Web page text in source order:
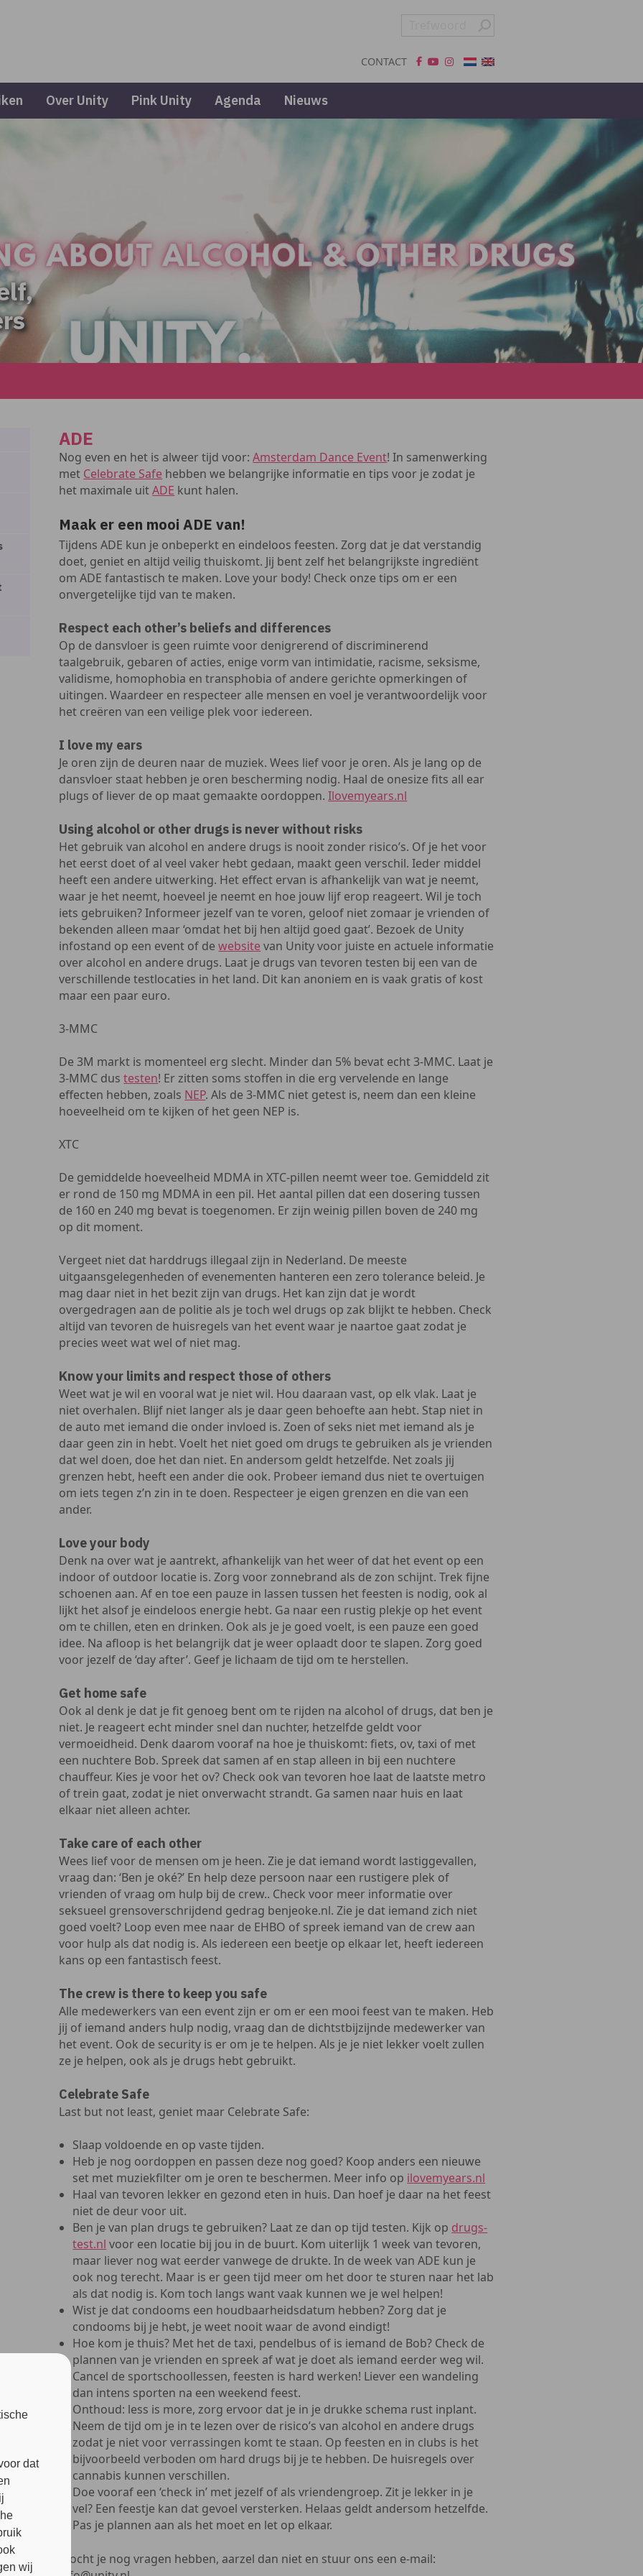
CONTACT
Over Unity Pink Unity Agenda Nieuws
ADE
Nog even en het is alweer tijd voor:Amsterdam Dance Event! In samenwerking
met Celebrate Safe hebben we belangrijke informatie en tips voor je zodat je
het maximale uitADE kunt halen.
Maak er een mooi ADE van!
Tijdens ADE kun je onbeperkt en eindeloos feesten. Zorg dat je dat verstandig
doet, geniet en altijd veilig thuiskomt. Jij bent zelf het belangrijkste ingrediënt
om ADE fantastisch te maken. Love your body! Check onze tips om er een
onvergetelijke tijd van te maken.
Respect each other’s beliefs and differences
Op de dansvloer is geen ruimte voor denigrerend of discriminerend
taalgebruik, gebaren of acties, enige vorm van intimidatie, racisme, seksisme,
validisme, homophobia en transphobia of andere gerichte opmerkingen of
uitingen. Waardeer en respecteer alle mensen en voel je verantwoordelijk voor
het creëren van een veilige plek voor iedereen.
I love my ears
Je oren zijn de deuren naar de muziek. Wees lief voor je oren. Als je lang op de
dansvloer staat hebben je oren bescherming nodig. Haal de onesize fits all ear
plugs of liever de op maat gemaakte oordoppen.Ilovemyears.nl
Using alcohol or other drugs is never without risks
Het gebruik van alcohol en andere drugs is nooit zonder risico’s. Of je het voor
het eerst doet of al veel vaker hebt gedaan, maakt geen verschil. Ieder middel
heeft een andere uitwerking. Het effect ervan is afhankelijk van wat je neemt,
waar je het neemt, hoeveel je neemt en hoe jouw lijf erop reageert. Wil je toch
iets gebruiken? Informeer jezelf van te voren, geloof niet zomaar je vrienden of
bekenden alleen maar ‘omdat het bij hen altijd goed gaat’. Bezoek de Unity
infostand op een event of dewebsite van Unity voor juiste en actuele informatie
over alcohol en andere drugs. Laat je drugs van tevoren testen bij een van de
verschillende testlocaties in het land. Dit kan anoniem en is vaak gratis of kost
maar een paar euro.
3-MMC
De 3M markt is momenteel erg slecht. Minder dan 5% bevat echt 3-MMC. Laat je
3-MMC dustesten! Er zitten soms stoffen in die erg vervelende en lange
effecten hebben, zoals NEP. Als de 3-MMC niet getest is, neem dan een kleine
hoeveelheid om te kijken of het geen NEP is.
XTC
De gemiddelde hoeveelheid MDMA in XTC-pillen neemt weer toe. Gemiddeld zit
er rond de 150 mg MDMA in een pil. Het aantal pillen dat een dosering tussen
de 160 en 240 mg bevat is toegenomen. Er zijn weinig pillen boven de 240 mg
op dit moment.
Vergeet niet dat harddrugs illegaal zijn in Nederland. De meeste
uitgaansgelegenheden of evenementen hanteren een zero tolerance beleid. Je
mag daar niet in het bezit zijn van drugs. Het kan zijn dat je wordt
overgedragen aan de politie als je toch wel drugs op zak blijkt te hebben. Check
altijd van tevoren de huisregels van het event waar je naartoe gaat zodat je
precies weet wat wel of niet mag.
Know your limits and respect those of others
Weet wat je wil en vooral wat je niet wil. Hou daaraan vast, op elk vlak. Laat je
niet overhalen. Blijf niet langer als je daar geen behoefte aan hebt. Stap niet in
de auto met iemand die onder invloed is. Zoen of seks niet met iemand als je
daar geen zin in hebt. Voelt het niet goed om drugs te gebruiken als je vrienden
dat wel doen, doe het dan niet. En andersom geldt hetzelfde. Net zoals jij
grenzen hebt, heeft een ander die ook. Probeer iemand dus niet te overtuigen
om iets tegen z’n zin in te doen. Respecteer je eigen grenzen en die van een
ander.
Love your body
Denk na over wat je aantrekt, afhankelijk van het weer of dat het event op een
indoor of outdoor locatie is. Zorg voor zonnebrand als de zon schijnt. Trek fijne
schoenen aan. Af en toe een pauze in lassen tussen het feesten is nodig, ook al
lijkt het alsof je eindeloos energie hebt. Ga naar een rustig plekje op het event
om te chillen, eten en drinken. Ook als je je goed voelt, is een pauze een goed
idee. Na afloop is het belangrijk dat je weer oplaadt door te slapen. Zorg goed
voor jezelf de ‘day after’. Geef je lichaam de tijd om te herstellen.
Get home safe
Ook al denk je dat je fit genoeg bent om te rijden na alcohol of drugs, dat ben je
niet. Je reageert echt minder snel dan nuchter, hetzelfde geldt voor
vermoeidheid. Denk daarom vooraf na hoe je thuiskomt: fiets, ov, taxi of met
een nuchtere Bob. Spreek dat samen af en stap alleen in bij een nuchtere
chauffeur. Kies je voor het ov? Check ook van tevoren hoe laat de laatste metro
of trein gaat, zodat je niet onverwacht strandt. Ga samen naar huis en laat
elkaar niet alleen achter.
Take care of each other
Wees lief voor de mensen om je heen. Zie je dat iemand wordt lastiggevallen,
vraag dan: ‘Ben je oké?’ En help deze persoon naar een rustigere plek of
vrienden of vraag om hulp bij de crew.. Check voor meer informatie over
seksueel grensoverschrijdend gedrag benjeoke.nl. Zie je dat iemand zich niet
goed voelt? Loop even mee naar de EHBO of spreek iemand van de crew aan
voor hulp als dat nodig is. Als iedereen een beetje op elkaar let, heeft iedereen
kans op een fantastisch feest.
The crew is there to keep you safe
Alle medewerkers van een event zijn er om er een mooi feest van te maken. Heb
jij of iemand anders hulp nodig, vraag dan de dichtstbijzijnde medewerker van
het event. Ook de security is er om je te helpen. Als je je niet lekker voelt zullen
ze je helpen, ook als je drugs hebt gebruikt.
Celebrate Safe
Last but not least, geniet maar Celebrate Safe:
Slaap voldoende en op vaste tijden.
Heb je nog oordoppen en passen deze nog goed? Koop anders een nieuwe
set met muziekfilter om je oren te beschermen. Meer info op ilovemyears.nl
Haal van tevoren lekker en gezond eten in huis. Dan hoef je daar na het feest
niet de deur voor uit.
Ben je van plan drugs te gebruiken? Laat ze dan op tijd testen. Kijk op drugs-
test.nl voor een locatie bij jou in de buurt. Kom uiterlijk 1 week van tevoren,
maar liever nog wat eerder vanwege de drukte. In de week van ADE kun je
ook nog terecht. Maar is er geen tijd meer om het door te sturen naar het lab
als dat nodig is. Kom toch langs want vaak kunnen we je wel helpen!
Wist je dat condooms een houdbaarheidsdatum hebben? Zorg dat je
condooms bij je hebt, je weet nooit waar de avond eindigt!
Hoe kom je thuis? Met het de taxi, pendelbus of is iemand de Bob? Check de
plannen van je vrienden en spreek af wat je doet als iemand eerder weg wil.
Cancel de sportschoollessen, feesten is hard werken! Liever een wandeling
dan intens sporten na een weekend feest.
Onthoud: less is more, zorg ervoor dat je in je drukke schema rust inplant.
Neem de tijd om je in te lezen over de risico’s van alcohol en andere drugs
zodat je niet voor verrassingen komt te staan. Op feesten en in clubs is het
bijvoorbeeld verboden om hard drugs bij je te hebben. De huisregels over
cannabis kunnen verschillen.
Doe vooraf een ‘check in’ met jezelf of als vriendengroep. Zit je lekker in je
vel? Een feestje kan dat gevoel versterken. Helaas geldt andersom hetzelfde.
Pas je plannen aan als het moet en let op elkaar.
Mocht je nog vragen hebben, aarzel dan niet en stuur ons een e-mail:
dat
wij